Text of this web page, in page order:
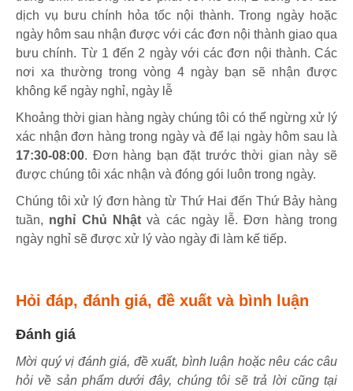
dịch vụ bưu chính hỏa tốc nội thành. Trong ngày hoặc
ngày hôm sau nhận được với các đơn nội thành giao qua
bưu chính. Từ 1 đến 2 ngày với các đơn nội thành. Các
nơi xa thường trong vòng 4 ngày bạn sẽ nhận được
không kể ngày nghỉ, ngày lễ
Khoảng thời gian hàng ngày chúng tôi có thể ngừng xử lý
xác nhận đơn hàng trong ngày và để lại ngày hôm sau là
17:30-08:00. Đơn hàng bạn đặt trước thời gian này sẽ
được chúng tôi xác nhận và đóng gói luôn trong ngày.
Chúng tôi xử lý đơn hàng từ Thứ Hai đến Thứ Bảy hàng
tuần, nghỉ Chủ Nhậtvà các ngày lễ. Đơn hàng trong
ngày nghỉ sẽ được xử lý vào ngày đi làm kế tiếp.
Hỏi đáp, đánh giá, đề xuất và bình luận
Đánh giá
Mời quý vị đánh giá, đề xuất, bình luận hoặc nêu các câu
hỏi về sản phẩm dưới đây, chúng tôi sẽ trả lời cũng tại